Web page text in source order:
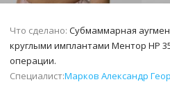
Что сделано: Субмаммарная
круглыми имплантами Ментор НР
операции.
Специалист:Марков Александр